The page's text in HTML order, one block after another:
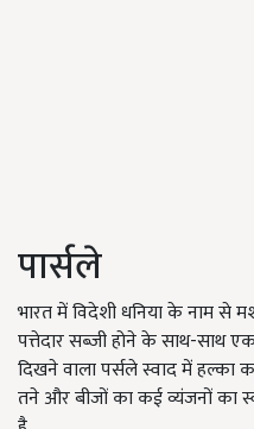
पार्सले
भारत में विदेशी धनिया के नाम से
पत्तेदार सब्जी होने के साथ-साथ
दिखने वाला पर्सले स्वाद में हल्का
तने और बीजों का कई व्यंजनों का